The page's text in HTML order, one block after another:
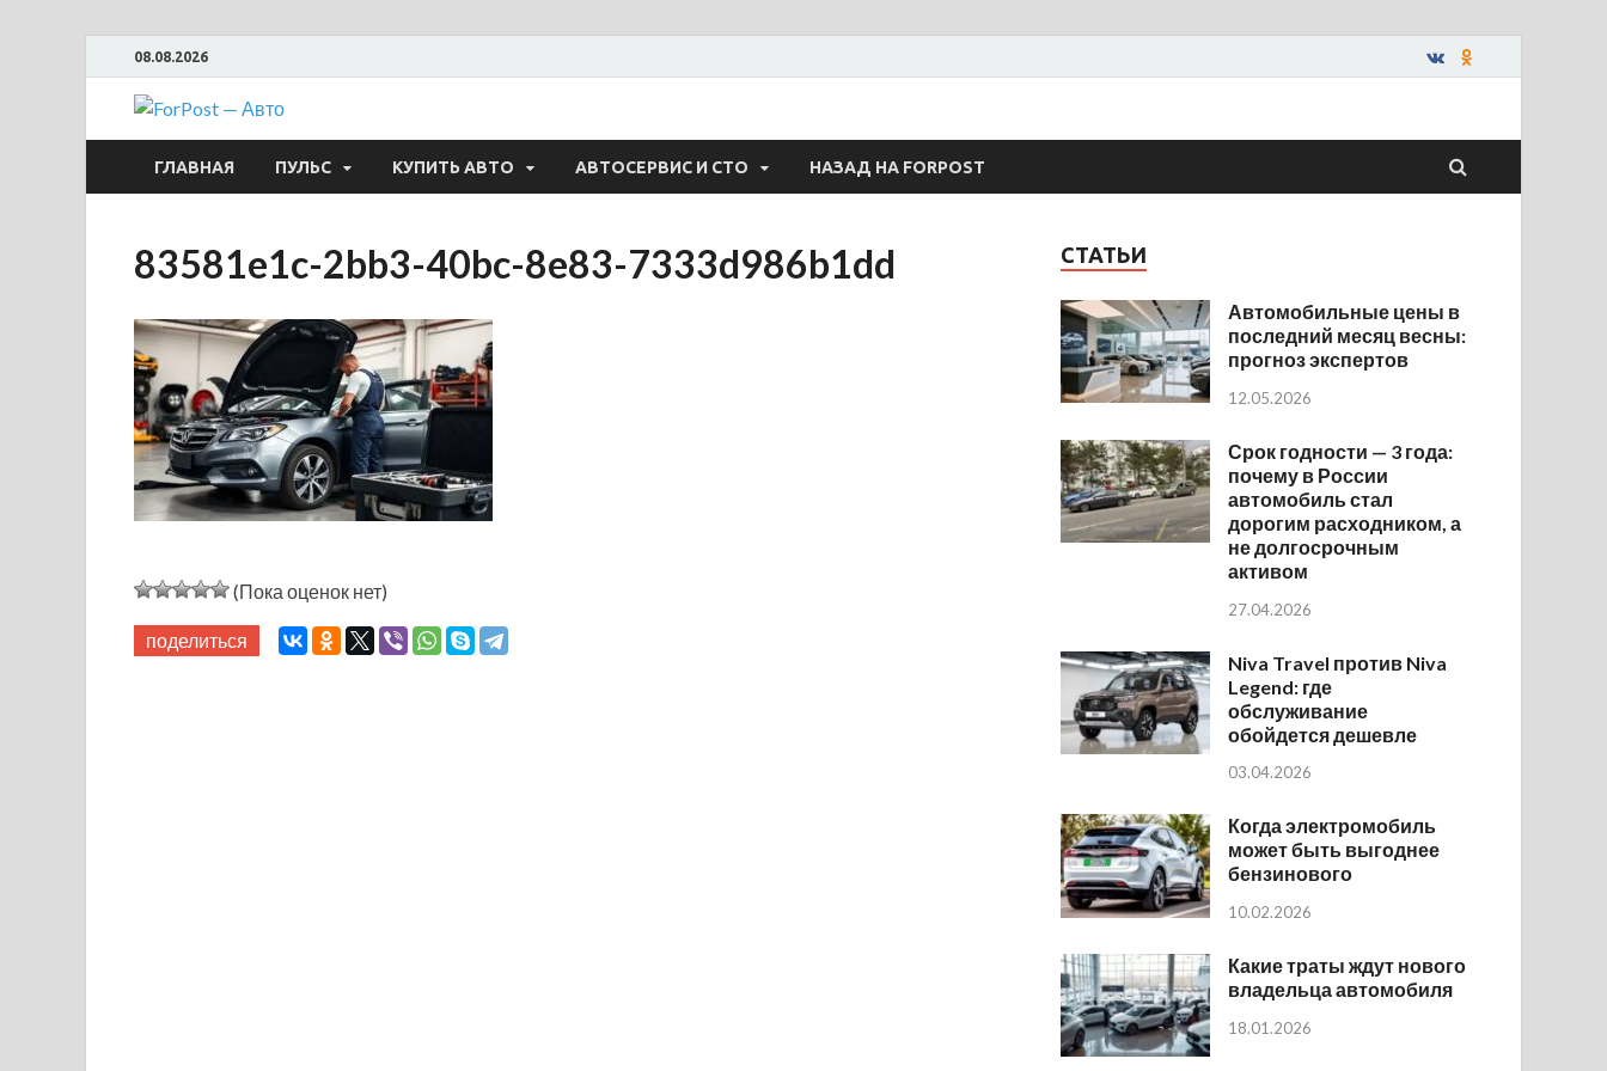
08.08.2026
ForPost — Авто
ГЛАВНАЯ ПУЛЬС КУПИТЬ АВТО АВТОСЕРВИС И СТО НАЗАД НА FORPOST
83581e1c-2bb3-40bc-8e83-7333d986b1dd
(Пока оценок нет)
поделиться
СТАТЬИ
Автомобильные цены в
последний месяц весны:
прогноз экспертов
12.05.2026
Срок годности — 3 года:
почему в России
автомобиль стал
дорогим расходником, а
не долгосрочным
активом
27.04.2026
Niva Travel против Niva
Legend: где
обслуживание
обойдется дешевле
03.04.2026
Когда электромобиль
может быть выгоднее
бензинового
10.02.2026
Какие траты ждут нового
владельца автомобиля
18.01.2026